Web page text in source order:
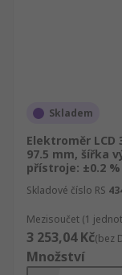
Skladem
Elektroměr
97.5 mm, šířka
přístroje: ±0.2 %
Skladové číslo RS
Mezisoučet (1
3 253,04 Kč(bez
Množství